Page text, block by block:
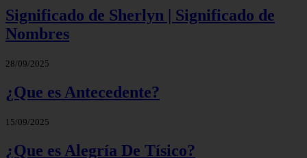
Significado de Sherlyn | Significado de
Nombres
28/09/2025
¿Que es Antecedente?
15/09/2025
¿Que es Alegría De Tísico?